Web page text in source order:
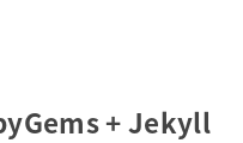
+ Jekyll